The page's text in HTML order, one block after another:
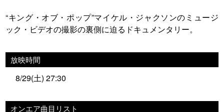
“キング・オブ・ポップ”マイケル・ジャクソンのミュージ
ック・ビデオの撮影の裏側に迫るドキュメンタリー。
放映時間
8/29(土) 27:30
オンエア曲目リスト